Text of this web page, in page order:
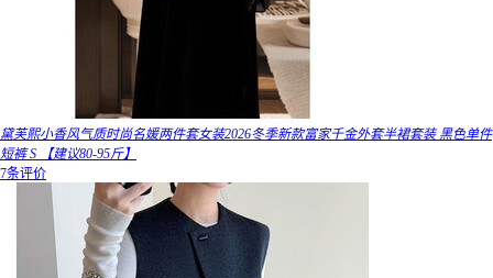
黛芙熙小香风气质时尚名媛两件套女装2026冬季新款富家千金外套半裙套装 黑色单件
短裤 S 【建议80-95斤】
7条评价